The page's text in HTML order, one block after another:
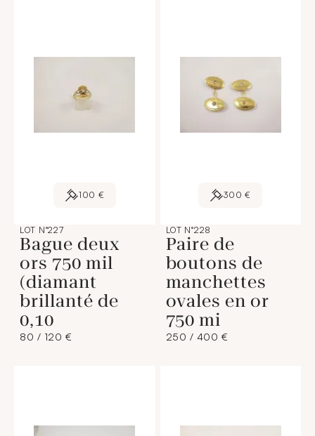
100 €
LOT N°227
Bague deux
ors 750 mil
(diamant
brillanté de
0,10
80 / 120 €
300 €
LOT N°228
Paire de
boutons de
manchettes
ovales en or
750 mi
250 / 400 €